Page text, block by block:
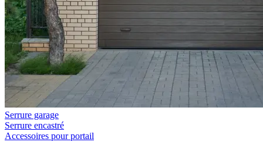
Serrure garage
Serrure encastré
Accessoires pour portail